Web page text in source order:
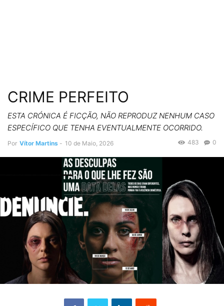
CRIME PERFEITO
ESTA CRÓNICA É FICÇÃO, NÃO REPRODUZ NENHUM CASO
ESPECÍFICO QUE TENHA EVENTUALMENTE OCORRIDO.
Por Vítor Martins - 10 de Maio, 2026 0
483